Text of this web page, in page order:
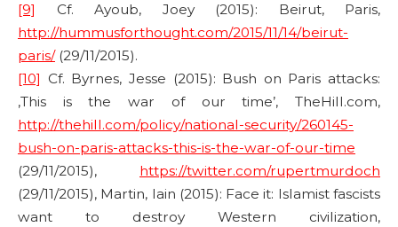
[9]
Cf. Ayoub, Joey (2015): Beirut, Paris,
http://hummusforthought.com/2015/11/14/beirut-
paris/(29/11/2015).
[10] Cf. Byrnes, Jesse (2015): Bush on Paris attacks:
‚This is the war of our time’, TheHill.com,
http://thehill.com/policy/national-security/260145-
bush-on-paris-attacks-this-is-the-war-of-our-time
(29/11/2015), https://twitter.com/rupertmurdoch
(29/11/2015), Martin, Iain (2015): Face it: Islamist fascists
want to destroy Western civilization,